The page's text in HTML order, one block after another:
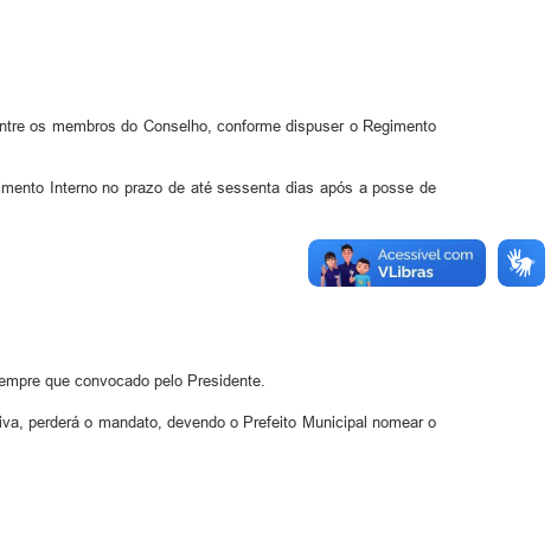
os membros do Conselho, conforme dispuser o Regimento
Interno no prazo de até sessenta dias após a posse de
que convocado pelo Presidente.
perderá o mandato, devendo o Prefeito Municipal nomear o